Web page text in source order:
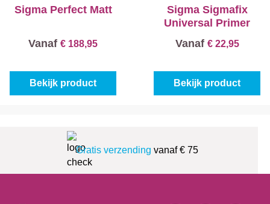
Sigma Perfect Matt
Vanaf € 188,95
Bekijk product
Sigma Sigmafix
Universal Primer
Vanaf € 22,95
Bekijk product
Gratis verzending vanaf € 75